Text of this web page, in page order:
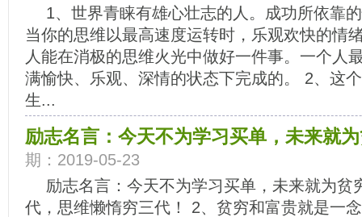
1、世界青睐有雄心壮志的人。成功所依靠
当你的思维以最高速度运转时，乐观欢快的情
人能在消极的思维火光中做好一件事。一个人
满愉快、乐观、深情的状态下完成的。 2、这
生...
励志名言：今天不为学习买单，未来就
期：2019-05-23
励志名言：今天不为学习买单，未来就为贫
代，思维懒惰穷三代！ 2、贫穷和富贵就是一